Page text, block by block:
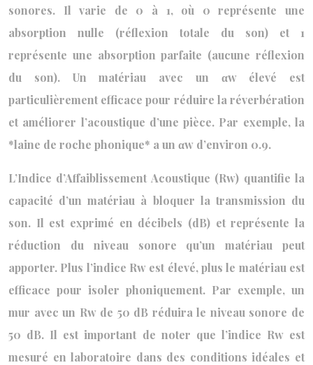
sonores. Il varie de 0 à 1, où 0 représente une
absorption nulle (réflexion totale du son) et 1
représente une absorption parfaite (aucune réflexion
du son). Un matériau avec un αw élevé est
particulièrement efficace pour réduire la réverbération
et améliorer l’acoustique d’une pièce. Par exemple, la
*laine de roche phonique* a un αw d’environ 0.9.
L’Indice d’Affaiblissement Acoustique (Rw) quantifie la
capacité d’un matériau à bloquer la transmission du
son. Il est exprimé en décibels (dB) et représente la
réduction du niveau sonore qu’un matériau peut
apporter. Plus l’indice Rw est élevé, plus le matériau est
efficace pour isoler phoniquement. Par exemple, un
mur avec un Rw de 50 dB réduira le niveau sonore de
50 dB. Il est important de noter que l’indice Rw est
mesuré en laboratoire dans des conditions idéales et